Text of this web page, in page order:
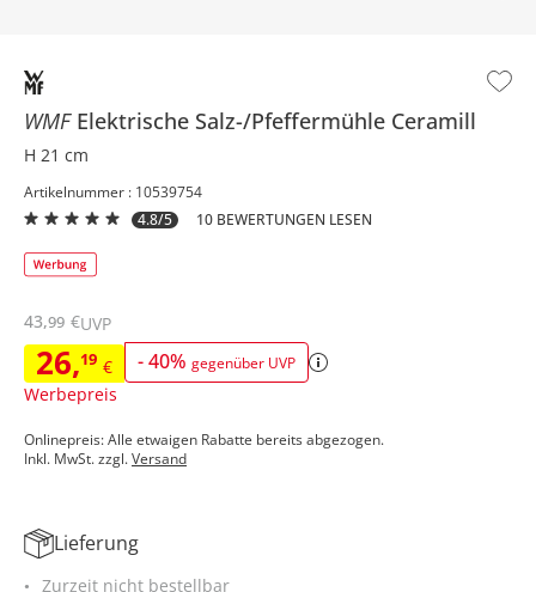
WMF Elektrische Salz-/Pfeffermühle Ceramill
H 21 cm
Artikelnummer : 10539754
4.8/5
10 BEWERTUNGEN LESEN
26,19 € -40% gegenüber UVP
Werbepreis
43,99 €UVP
Onlinepreis: Alle etwaigen Rabatte bereits abgezogen.
Inkl. MwSt. zzgl.Versand
Lieferung
Zurzeit nicht bestellbar